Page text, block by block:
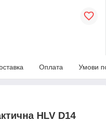
Оплата Умови
HLV D14